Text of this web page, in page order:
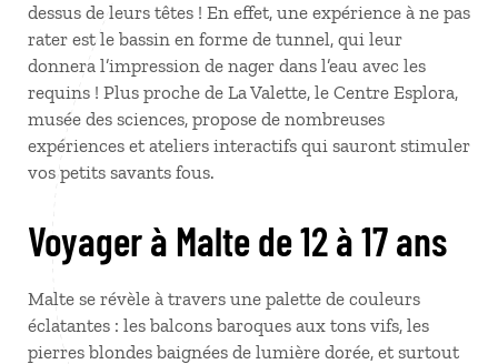
dessus de leurs têtes ! En effet, une expérience à ne pas
rater est le bassin en forme de tunnel, qui leur
donnera l’impression de nager dans l’eau avec les
requins ! Plus proche de La Valette, le Centre Esplora,
musée des sciences, propose de nombreuses
expériences et ateliers interactifs qui sauront stimuler
vos petits savants fous.
Voyager à Malte de 12 à 17 ans
Malte se révèle à travers une palette de couleurs
éclatantes : les balcons baroques aux tons vifs, les
pierres blondes baignées de lumière dorée, et surtout